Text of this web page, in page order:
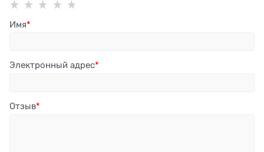
Имя
Электронный адрес
Отзыв